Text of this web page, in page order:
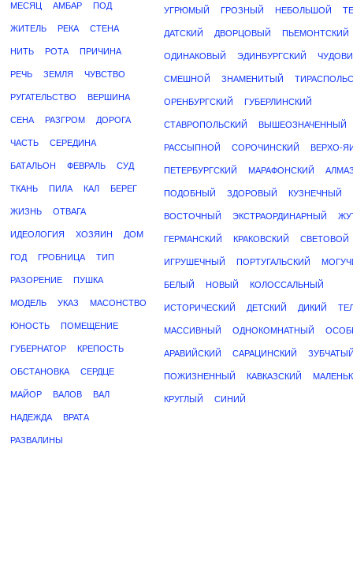
МЕСЯЦ АМБАР ПОД
ЖИТЕЛЬ РЕКА СТЕНА
НИТЬ РОТА ПРИЧИНА
РЕЧЬ ЗЕМЛЯ ЧУВСТВО
РУГАТЕЛЬСТВО ВЕРШИНА
СЕНА РАЗГРОМ ДОРОГА
ЧАСТЬ СЕРЕДИНА
БАТАЛЬОН ФЕВРАЛЬ СУД
ТКАНЬ ПИЛА КАЛ БЕРЕГ
ЖИЗНЬ ОТВАГА
ИДЕОЛОГИЯ ХОЗЯИН ДОМ
ГОД ГРОБНИЦА ТИП
РАЗОРЕНИЕ ПУШКА
МОДЕЛЬ УКАЗ МАСОНСТВО
ЮНОСТЬ ПОМЕЩЕНИЕ
ГУБЕРНАТОР КРЕПОСТЬ
ОБСТАНОВКА СЕРДЦЕ
МАЙОР ВАЛОВ ВАЛ
НАДЕЖДА ВРАТА
РАЗВАЛИНЫ
УГРЮМЫЙ ГРОЗНЫЙ НЕБОЛЬШОЙ
ДАТСКИЙ ДВОРЦОВЫЙ ПЬЕМОНТСКИЙ
ОДИНАКОВЫЙ ЭДИНБУРГСКИЙ
СМЕШНОЙ ЗНАМЕНИТЫЙ
ОРЕНБУРГСКИЙ ГУБЕРЛИНСКИЙ
СТАВРОПОЛЬСКИЙ ВЫШЕОЗНАЧЕННЫЙ
РАССЫПНОЙ СОРОЧИНСКИЙ ВЕРХО-
ПЕТЕРБУРГСКИЙ МАРАФОНСКИЙ
ПОДОБНЫЙ ЗДОРОВЫЙ КУЗНЕЧНЫЙ
ВОСТОЧНЫЙ ЭКСТРАОРДИНАРНЫЙ
ГЕРМАНСКИЙ КРАКОВСКИЙ СВЕТОВОЙ
ИГРУШЕЧНЫЙ ПОРТУГАЛЬСКИЙ
БЕЛЫЙ НОВЫЙ КОЛОССАЛЬНЫЙ
ИСТОРИЧЕСКИЙ ДЕТСКИЙ ДИКИЙ
МАССИВНЫЙ ОДНОКОМНАТНЫЙ
АРАВИЙСКИЙ САРАЦИНСКИЙ
ПОЖИЗНЕННЫЙ КАВКАЗСКИЙ
КРУГЛЫЙ СИНИЙ